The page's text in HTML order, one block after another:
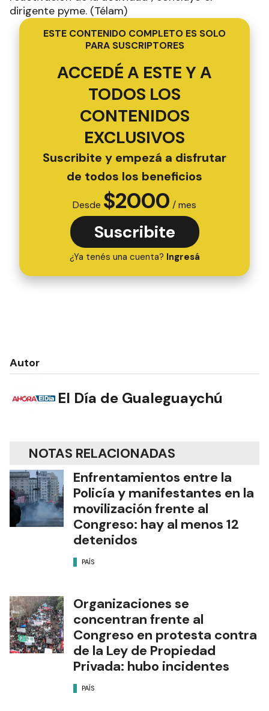
dirigente pyme. (Télam)
ESTE CONTENIDO COMPLETO ES SOLO
PARA SUSCRIPTORES
ACCEDÉ A ESTE Y A
TODOS LOS
CONTENIDOS
EXCLUSIVOS
Suscribite y empezá a disfrutar
de todos los beneficios
Desde $2000 / mes
Suscribite
¿Ya tenés una cuenta? Ingresá
Autor
El Día de Gualeguaychú
NOTAS RELACIONADAS
Enfrentamientos entre la
Policía y manifestantes en la
movilización frente al
Congreso: hay al menos 12
detenidos
PAÍS
Organizaciones se
concentran frente al
Congreso en protesta contra
de la Ley de Propiedad
Privada: hubo incidentes
PAÍS